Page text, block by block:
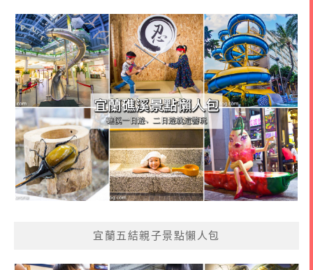
宜蘭五結親子景點懶人包